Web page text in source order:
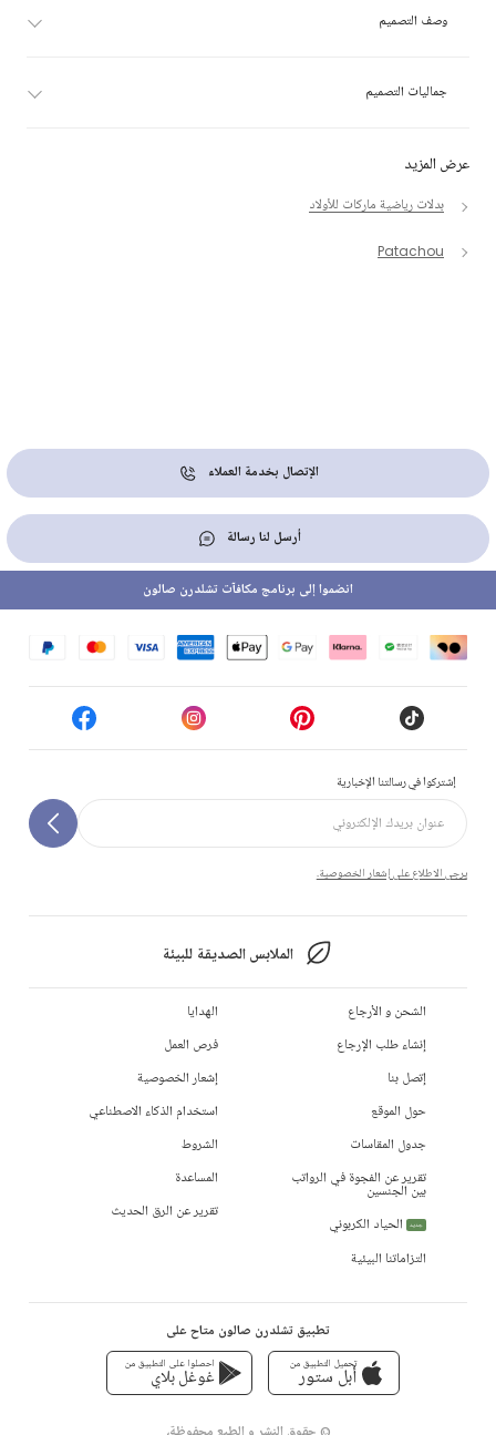
عرض المزيد
بدلات رياضية ماركات للأولاد
Patachou
وصف التصميم
جماليات التصميم
الإتصال بخدمة العملاء
أرسل لنا رسالة
إشتركوا في رسالتنا الإخبارية
يرجى الاطلاع على إشعار الخصوصية.
الملابس الصديقة للبيئة
انضموا إلى برنامج مكافآت تشلدرن صالون
الشحن و الأرجاع
إنشاء طلب الإرجاع
إتصل بنا
حول الموقع
جدول المقاسات
تقرير عن الفجوة في الرواتب
بين الجنسين
جديد
الحياد الكربوني
التزاماتنا البيئية
الهدايا
فرص العمل
إشعار الخصوصية
استخدام الذكاء الاصطناعي
الشروط
المساعدة
تقرير عن الرق الحديث
تطبيق تشلدرن صالون متاح على
تحميل التطبيق من
أبل ستور
احصلوا على التطبيق من
غوغل بلاي